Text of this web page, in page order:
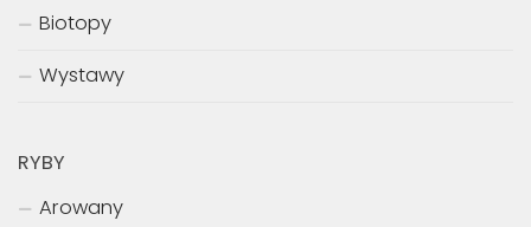
Biotopy
Wystawy
RYBY
Arowany